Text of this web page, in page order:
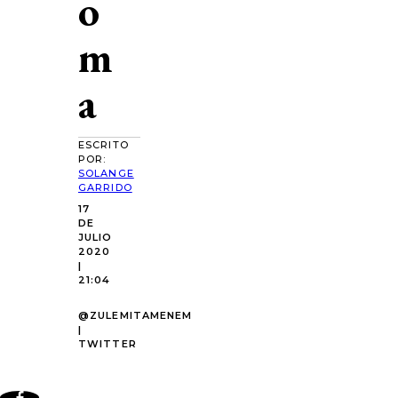
m
a
ESCRITO
POR:
SOLANGE
GARRIDO
17
DE
JULIO
2020
|
21:04
@ZULEMITAMENEM
|
TWITTER